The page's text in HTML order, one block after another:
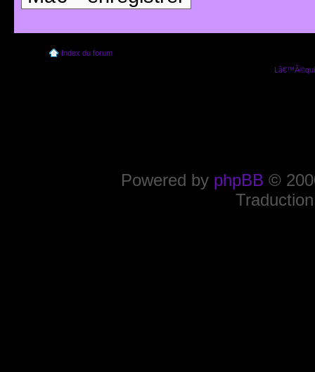
Index du forum
Powered by phpBB ©